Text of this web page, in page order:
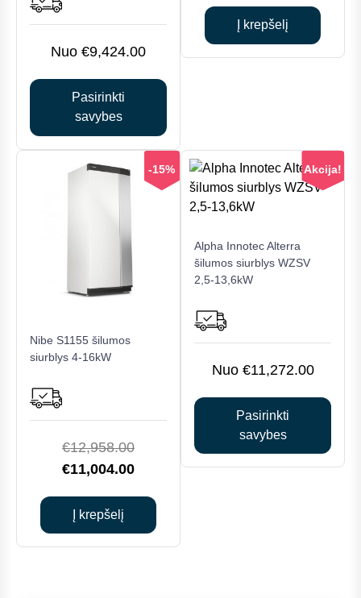
€9,424.00
Pasirinkti
savybes
options
may
on
the
page
Į krepšelį
-15%
Nibe S1155 šilumos
siurblys 4-16kW
€12,958.00Original
price
€11,004.00Current
€11,004.00.
Į krepšelį
Akcija!
Alpha Innotec Alterra
šilumos siurblys WZSV
2,5-13,6kW
€11,272.00
Pasirinkti
savybes
product
has
options
may
on
the